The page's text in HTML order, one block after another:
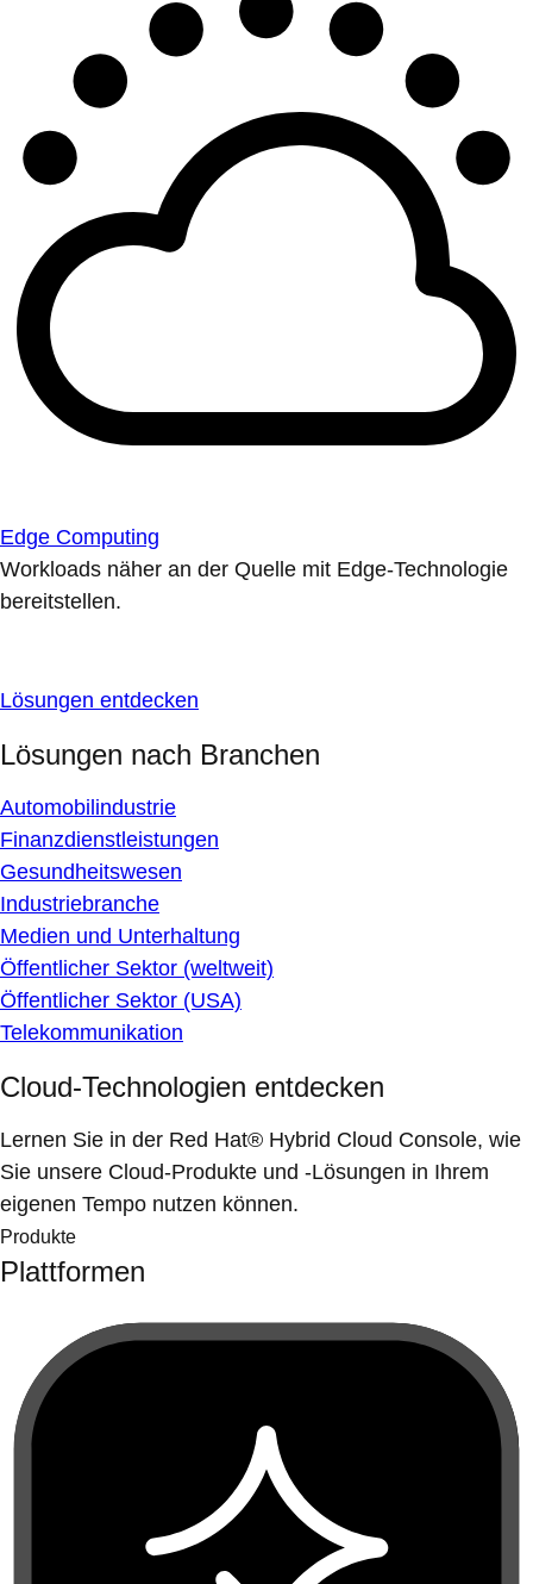
Edge Computing
Workloads näher an der Quelle mit Edge-Technologie
bereitstellen.
Lösungen entdecken
Lösungen nach Branchen
Automobilindustrie
Finanzdienstleistungen
Gesundheitswesen
Industriebranche
Medien und Unterhaltung
Öffentlicher Sektor (weltweit)
Öffentlicher Sektor (USA)
Telekommunikation
Cloud-Technologien entdecken
Lernen Sie in der Red Hat® Hybrid Cloud Console, wie
Sie unsere Cloud-Produkte und -Lösungen in Ihrem
eigenen Tempo nutzen können.
Produkte
Plattformen